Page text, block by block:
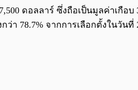
ดอลลาร์ ซึ่งถือเป็นมูลค่าเกื
ว่า 78.7% จากการเลือกตั้งในวั